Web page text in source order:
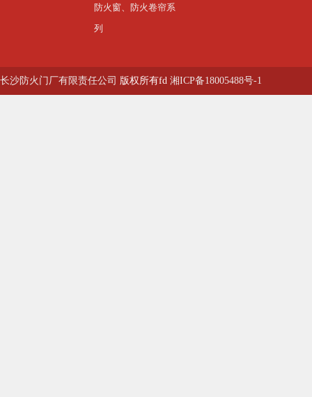
防火窗、防火卷帘系
列
长沙防火门厂有限责任公司 版权所有fd 湘ICP备18005488号-1